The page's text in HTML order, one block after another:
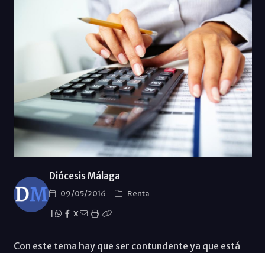
Diócesis Málaga
09/05/2016
Renta
X
Con este tema hay que ser contundente ya que está